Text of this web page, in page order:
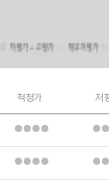
적정가 저